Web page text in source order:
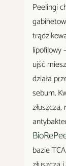
Peelingi
lipofilowy
ujść
działa
sebum.
bazie